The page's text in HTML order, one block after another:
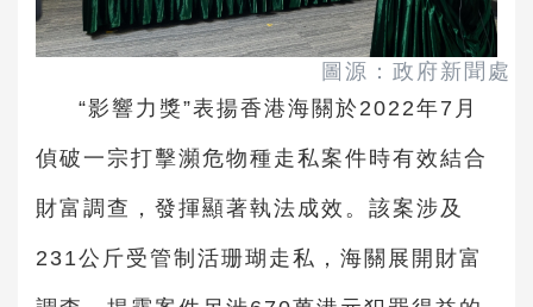
圖源：政府新聞處
“影響力獎”表揚香港海關於2022年7月
偵破一宗打擊瀕危物種走私案件時有效結合
財富調查，發揮顯著執法成效。該案涉及
231公斤受管制活珊瑚走私，海關展開財富